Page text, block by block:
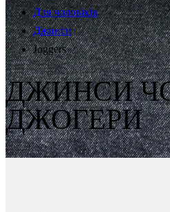
Для чоловіків
Джинси
Joggers
ДЖИНСИ
ДЖОГЕРИ